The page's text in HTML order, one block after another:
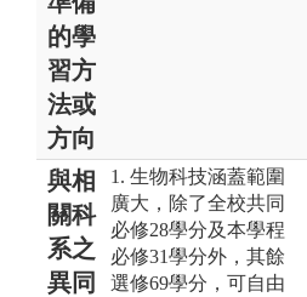
的學
習方
法或
方向
與相
關科
系之
異同
1. 生物科技涵蓋範圍
廣大，除了全校共同
必修28學分及本學程
必修31學分外，其餘
選修69學分，可自由